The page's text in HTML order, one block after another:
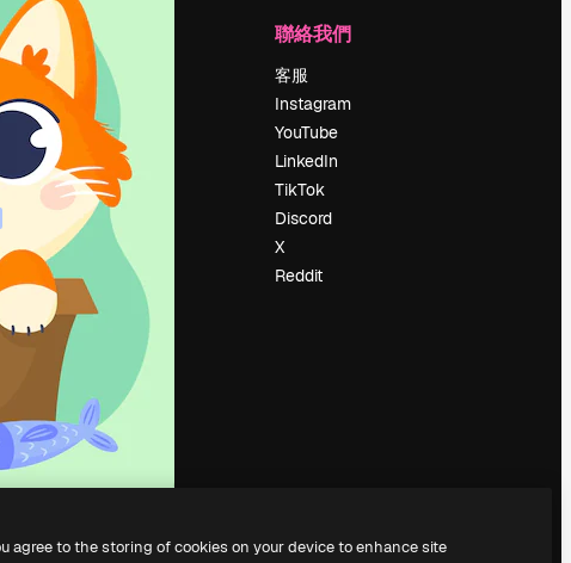
公司
定價
關於我們
評論
工作機會
搜索趨勢
博客
聚會活動
Slidesgo
出售內容
正在尋找
magnific.ai
聯絡我們
客服
Instagram
YouTube
LinkedIn
TikTok
Discord
X
Reddit
agree to the storing of cookies on your device to enhance site